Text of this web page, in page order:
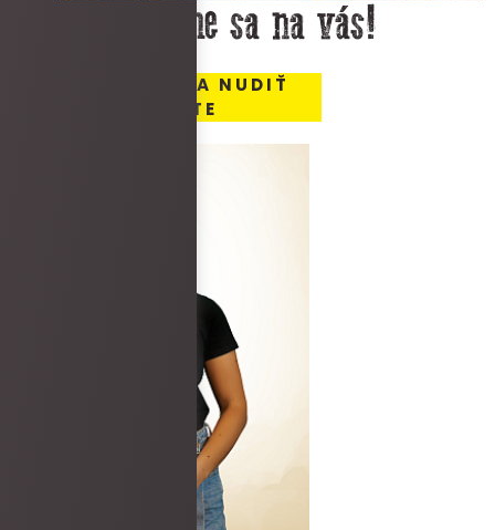
Těšíme sa na vás!
MIESTO, KDE SA NUDIŤ
NEBUDETE